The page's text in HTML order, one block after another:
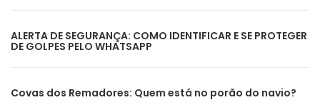
ALERTA DE SEGURANÇA: COMO IDENTIFICAR E SE PROTEGER
DE GOLPES PELO WHATSAPP
Covas dos Remadores: Quem está no porão do navio?